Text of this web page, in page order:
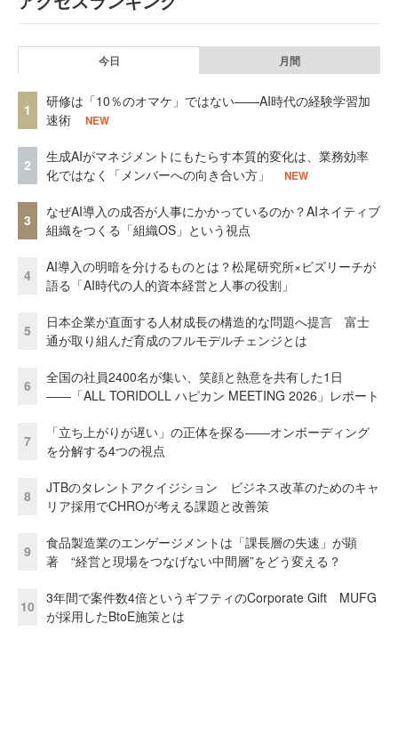
今日 月間
1
研修は「10％のオマケ」ではない——AI時代の経験学習加
速術
NEW
2
生成AIがマネジメントにもたらす本質的変化は、業務効率
化ではなく「メンバーへの向き合い方」
NEW
3
なぜAI導入の成否が人事にかかっているのか？AIネイティブ
組織をつくる「組織OS」という視点
4
AI導入の明暗を分けるものとは？松尾研究所×ビズリーチが
語る「AI時代の人的資本経営と人事の役割」
5
日本企業が直面する人材成長の構造的な問題へ提言 富士
通が取り組んだ育成のフルモデルチェンジとは
6
全国の社員2400名が集い、笑顔と熱意を共有した1日
――「ALL TORIDOLL ハピカン MEETING 2026」レポート
7
「立ち上がりが遅い」の正体を探る——オンボーディング
を分解する4つの視点
8
JTBのタレントアクイジション ビジネス改革のためのキャ
リア採用でCHROが考える課題と改善策
9
食品製造業のエンゲージメントは「課長層の失速」が顕
著 “経営と現場をつなげない中間層”をどう変える？
10
3年間で案件数4倍というギフティのCorporate Gift MUFG
が採用したBtoE施策とは